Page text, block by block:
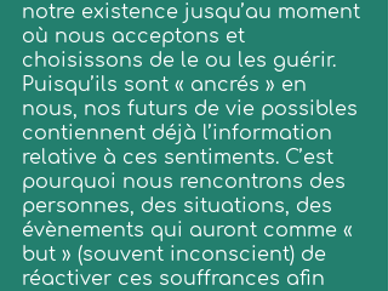
notre existence jusqu’au moment
où nous acceptons et
choisissons de le ou les guérir.
Puisqu’ils sont « ancrés » en
nous, nos futurs de vie possibles
contiennent déjà l’information
relative à ces sentiments. C’est
pourquoi nous rencontrons des
personnes, des situations, des
évènements qui auront comme «
but » (souvent inconscient) de
réactiver ces souffrances afin